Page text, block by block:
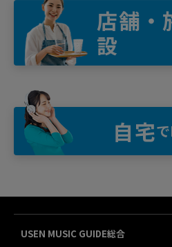
店舗・
設
自宅
USEN MUSIC GUIDE総合